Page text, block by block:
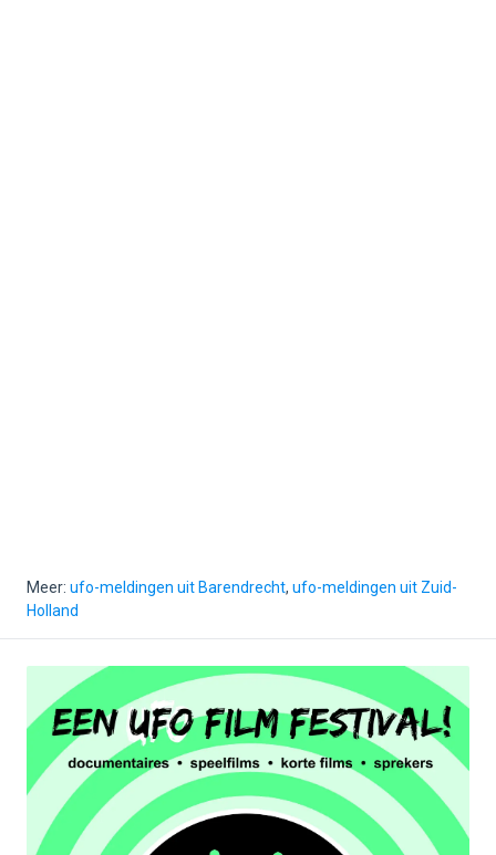
Meer: ufo-meldingen uit Barendrecht, ufo-meldingen uit Zuid-
Holland